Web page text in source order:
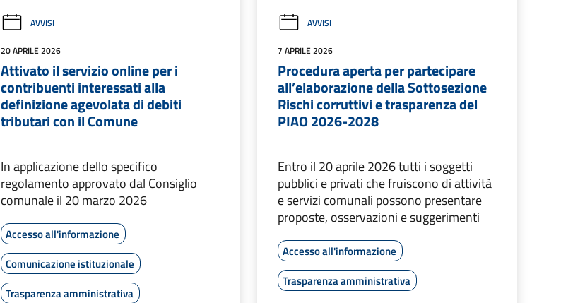
AVVISI
20 APRILE 2026
Attivato il servizio online per i
contribuenti interessati alla
definizione agevolata di debiti
tributari con il Comune
In applicazione dello specifico
regolamento approvato dal Consiglio
comunale il 20 marzo 2026
Accesso all'informazione
Comunicazione istituzionale
Trasparenza amministrativa
AVVISI
7 APRILE 2026
Procedura aperta per partecipare
all’elaborazione della Sottosezione
Rischi corruttivi e trasparenza del
PIAO 2026-2028
Entro il 20 aprile 2026 tutti i soggetti
pubblici e privati che fruiscono di attività
e servizi comunali possono presentare
proposte, osservazioni e suggerimenti
Accesso all'informazione
Trasparenza amministrativa